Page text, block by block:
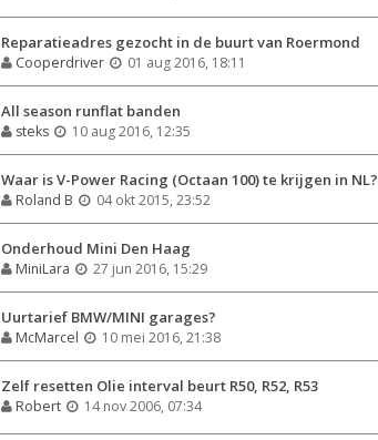
Reparatieadres gezocht in de buurt van Roermond
Cooperdriver 01 aug 2016, 18:11
All season runflat banden
steks 10 aug 2016, 12:35
Waar is V-Power Racing (Octaan 100) te krijgen in NL?
Roland B 04 okt 2015, 23:52
Onderhoud Mini Den Haag
MiniLara 27 jun 2016, 15:29
Uurtarief BMW/MINI garages?
McMarcel 10 mei 2016, 21:38
Zelf resetten Olie interval beurt R50, R52, R53
Robert 14 nov 2006, 07:34